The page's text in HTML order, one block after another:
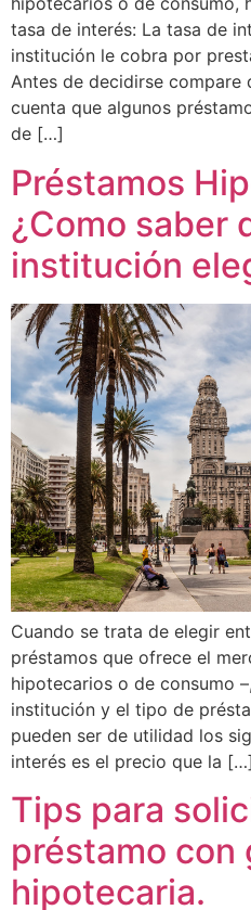
tasa de interés: La tasa de
institución le cobra por
Antes de decidirse compare
cuenta que algunos
de […]
Préstamos
¿Como saber
institución
Cuando se trata de elegir
préstamos que ofrece el
hipotecarios o de consumo
institución y el tipo de
pueden ser de utilidad los
interés es el precio que la […]
Tips para
préstamo con
hipotecaria.